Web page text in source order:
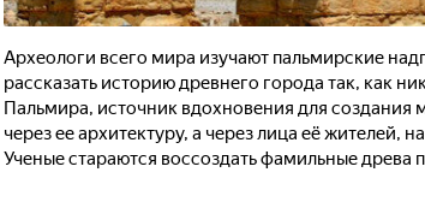
Археологи всего мира изучают пальмирские
рассказать историю древнего города так, как
Пальмира, источник вдохновения для создания
через ее архитектуру, а через лица её жителей,
Ученые стараются воссоздать фамильные древа